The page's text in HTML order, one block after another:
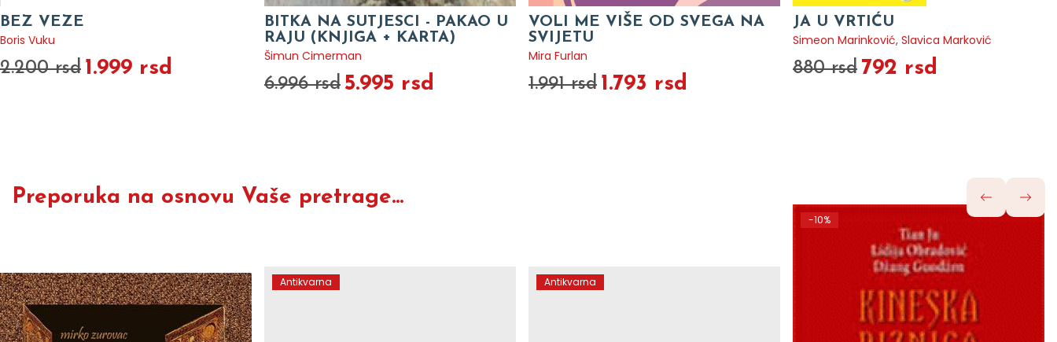
BEZ VEZE
Boris Vuku
2.200 rsd 1.999 rsd
BITKA NA SUTJESCI - PAKAO U
RAJU (KNJIGA + KARTA)
Šimun Cimerman
6.996 rsd 5.995 rsd
VOLI ME VIŠE OD SVEGA NA
SVIJETU
Mira Furlan
1.991 rsd 1.793 rsd
JA U VRTIĆU
Simeon Marinković, Slavica Marković
880 rsd 792 rsd
Preporuka na osnovu Vaše pretrage...
Antikvarna Antikvarna
-10%